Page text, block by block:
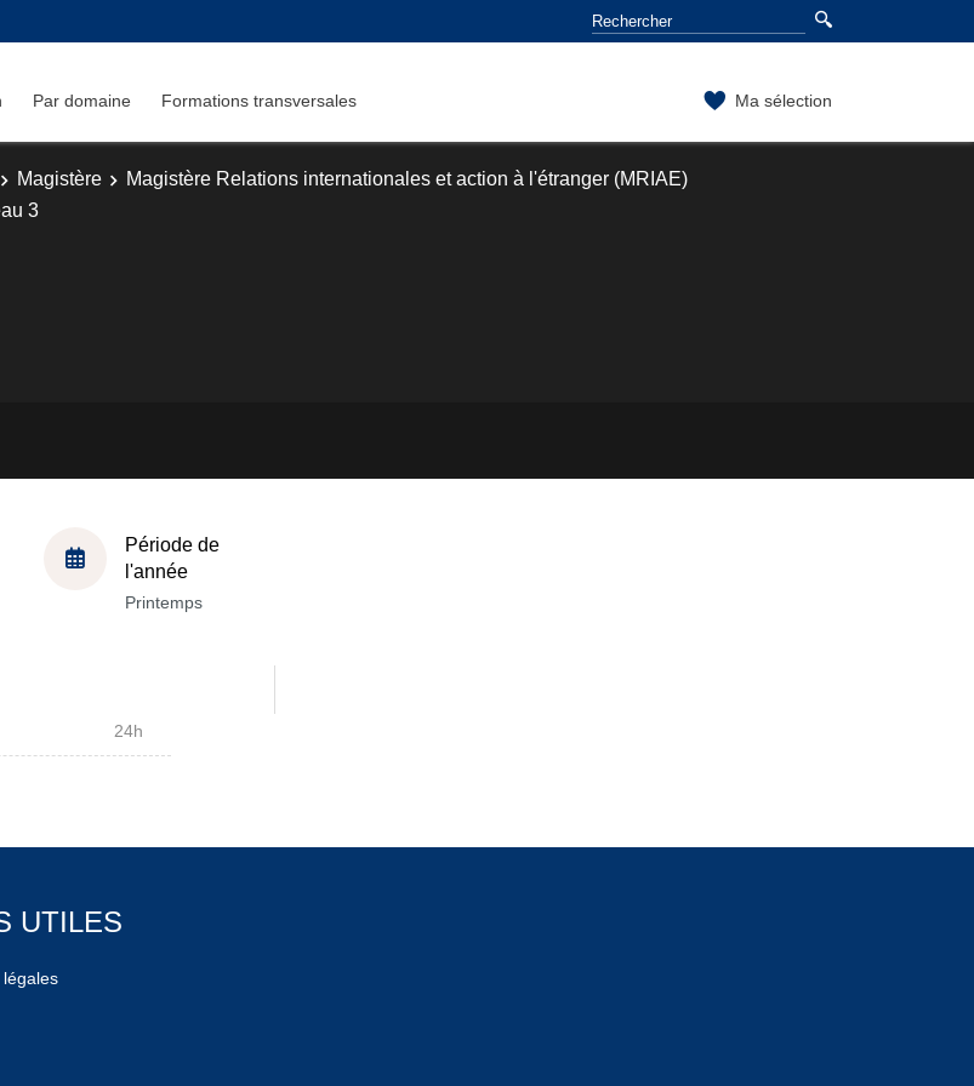
Par domaine Formations transversales Ma sélection
Magistère
Magistère Relations internationales et action à l'étranger (MRIAE)
3
Période de
l'année
Printemps
24h
UTILES